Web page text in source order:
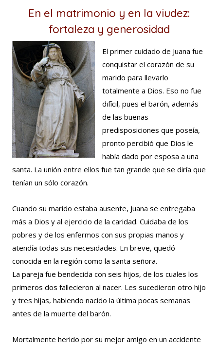
En el matrimonio y en la viudez:
fortaleza y generosidad
El primer cuidado de Juana fue
conquistar el corazón de su
marido para llevarlo
totalmente a Dios. Eso no fue
difícil, pues el barón, además
de las buenas
predisposiciones que poseía,
pronto percibió que Dios le
había dado por esposa a una
santa. La unión entre ellos fue tan grande que se diría que
tenían un sólo corazón.
Cuando su marido estaba ausente, Juana se entregaba
más a Dios y al ejercicio de la caridad. Cuidaba de los
pobres y de los enfermos con sus propias manos y
atendía todas sus necesidades. En breve, quedó
conocida en la región como la santa señora.
La pareja fue bendecida con seis hijos, de los cuales los
primeros dos fallecieron al nacer. Les sucedieron otro hijo
y tres hijas, habiendo nacido la última pocas semanas
antes de la muerte del barón.
Mortalmente herido por su mejor amigo en un accidente